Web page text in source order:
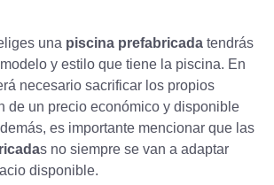
una piscina prefabricada tendrás
y estilo que tiene la piscina. En
necesario sacrificar los propios
de un precio económico y disponible
es importante mencionar que las
s no siempre se van a adaptar
disponible.